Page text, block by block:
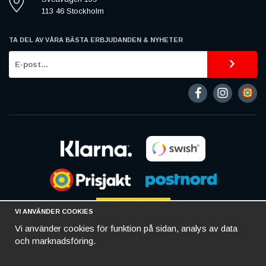
113 46 Stockholm
TA DEL AV VÅRA BÄSTA ERBJUDANDEN & NYHETER
VI ANVÄNDER COOKIES
Vi använder cookies för funktion på sidan, analys av data
och marknadsföring.